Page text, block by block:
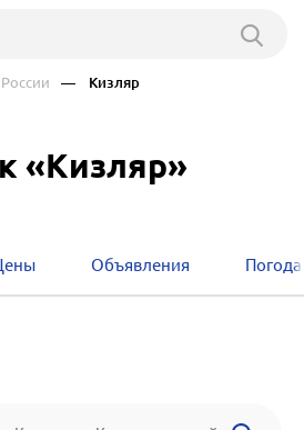
— Кизляр
«Кизляр»
Объявления Погода